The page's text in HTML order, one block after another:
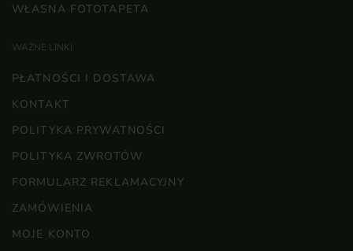
WŁASNA FOTOTAPETA
WAŻNE LINKI
PŁATNOŚCI I DOSTAWA
KONTAKT
POLITYKA PRYWATNOŚCI
POLITYKA ZWROTÓW
FORMULARZ REKLAMACYJNY
ZAMÓWIENIA
MOJE KONTO